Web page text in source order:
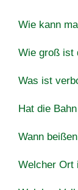
Wie kann
Wie groß ist
Was ist
Hat die
Wann
Welcher Ort